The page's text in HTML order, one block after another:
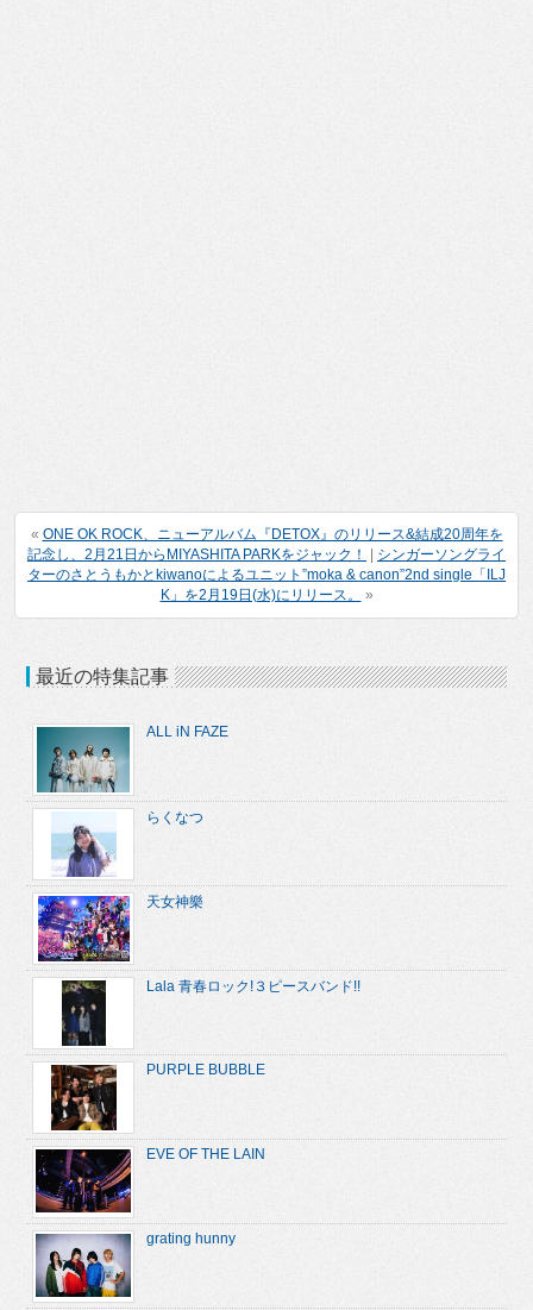
« ONE OK ROCK、ニューアルバム『DETOX』のリリース&結成20周年を
記念し、2月21日からMIYASHITA PARKをジャック！
シンガーソングライ
ターのさとうもかとkiwanoによるユニット”moka & canon”2nd single「ILJ
K」を2月19日(水)にリリース。
»
最近の特集記事
ALL iN FAZE
らくなつ
天女神樂
Lala 青春ロック!３ピースバンド!!
PURPLE BUBBLE
EVE OF THE LAIN
grating hunny